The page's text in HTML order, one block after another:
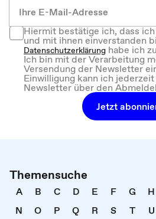
Hiermit bestätige ich, dass
und mit ihnen einverstanden
Datenschutzerklärung habe ich
Ich bin mit der Verarbeitung
Versendung der Newsletter
Einwilligung kann ich
Newsletter über den
Jetzt
Themensuche
A B C D E F G H
N
O P Q R S T U